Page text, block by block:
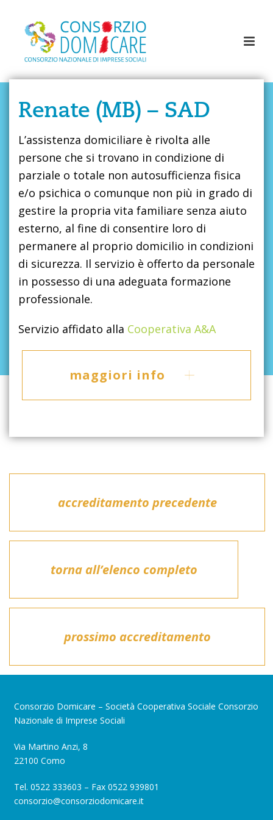
Renate (MB) – SAD
L’assistenza domiciliare è rivolta alle
persone che si trovano in condizione di
parziale o totale non autosufficienza fisica
e/o psichica o comunque non più in grado di
gestire la propria vita familiare senza aiuto
esterno, al fine di consentire loro di
permanere al proprio domicilio in condizioni
di sicurezza. Il servizio è offerto da personale
in possesso di una adeguata formazione
professionale.
Servizio affidato alla Cooperativa A&A
maggiori info
accreditamento precedente
torna all’elenco completo
prossimo accreditamento
Consorzio Domicare – Società Cooperativa Sociale Consorzio
Nazionale di Imprese Sociali
Via Martino Anzi, 8
22100 Como
Tel. 0522 333603 – Fax 0522 939801
consorzio@consorziodomicare.it